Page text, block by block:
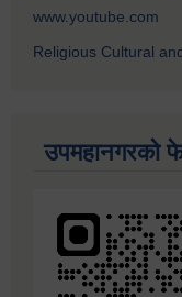
www.youtube.com
Religious Cultural
उपमहानगरको